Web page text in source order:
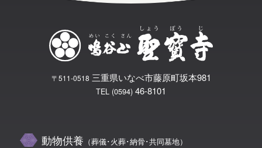
〒511-0518 三重県いなべ市藤原町坂本981
TEL (0594) 46-8101
動物供養 （葬儀･火葬･納骨･共同墓地）